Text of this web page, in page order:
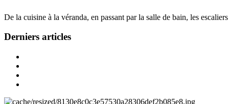
De la cuisine à la véranda, en passant par la salle de bain, les
Derniers articles